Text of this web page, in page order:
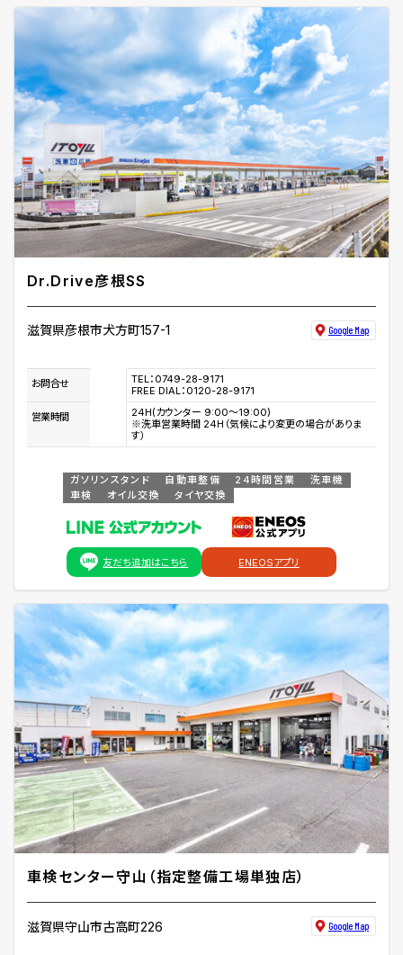
Dr.Drive彦根SS
滋賀県彦根市犬方町157-1 Google Map
お問合せ
TEL：0749-28-9171
FREE DIAL：0120-28-9171
営業時間
24H(カウンター 9:00～19:00)
※洗車営業時間 24H（気候により変更の場合がありま
す）
ガソリンスタンド 自動車整備 24時間営業
洗車機
車検
オイル交換 タイヤ交換
友だち追加はこちら ENEOSアプリ
車検センター守山（指定整備工場単独店）
滋賀県守山市古高町226 Google Map